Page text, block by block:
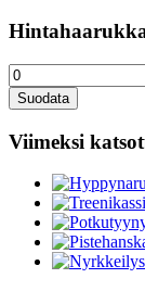
Minimihinta
Suodata
Viimeksi